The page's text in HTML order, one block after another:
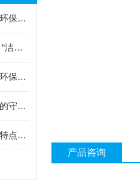
打磨工作台：从粉尘之源到环保利器的转型之路
打磨工作台：工业生产中的 “洁净” 作业中枢
绿色守护：工作台维护中的环保之道
让打磨工作台成为绿色制造的守护者
打磨抛光除尘工作台的制作特点如下
产品咨询